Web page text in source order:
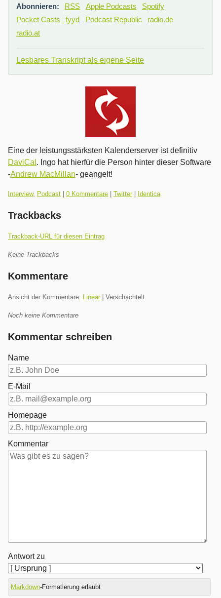
Abonnieren:
RSS Apple Podcasts
Spotify
Pocket Casts
fyyd Podcast Republic
radio.de
radio.at
Lesbares Transkript als eigene Seite
Eine der leistungsstärksten Kalenderserver ist definitiv
DaviCal . Ingo hat hierfür die Person hinter dieser Software
-Andrew MacMillan- geangelt!
Kategorien:
Interview, Podcast 0 Kommentare Twitter| Identica
Trackbacks
Trackback-URL für diesen Eintrag
Keine Trackbacks
Kommentare
Ansicht der Kommentare: Linear| Verschachtelt
Noch keine Kommentare
Kommentar schreiben
Name
E-Mail
Homepage
Kommentar
Antwort zu
Markdown-Formatierung erlaubt